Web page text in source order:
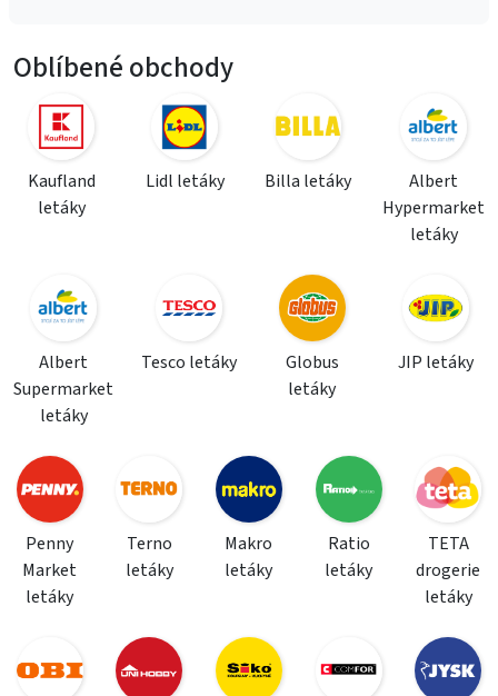
Oblíbené obchody
Kaufland
letáky
Lidl letáky Billa letáky
Albert
Hypermarket
letáky
Albert
Supermarket
letáky
Tesco letáky
Globus
letáky
JIP letáky
Penny
Market
letáky
Terno
letáky
Makro
letáky
Ratio
letáky
TETA
drogerie
letáky